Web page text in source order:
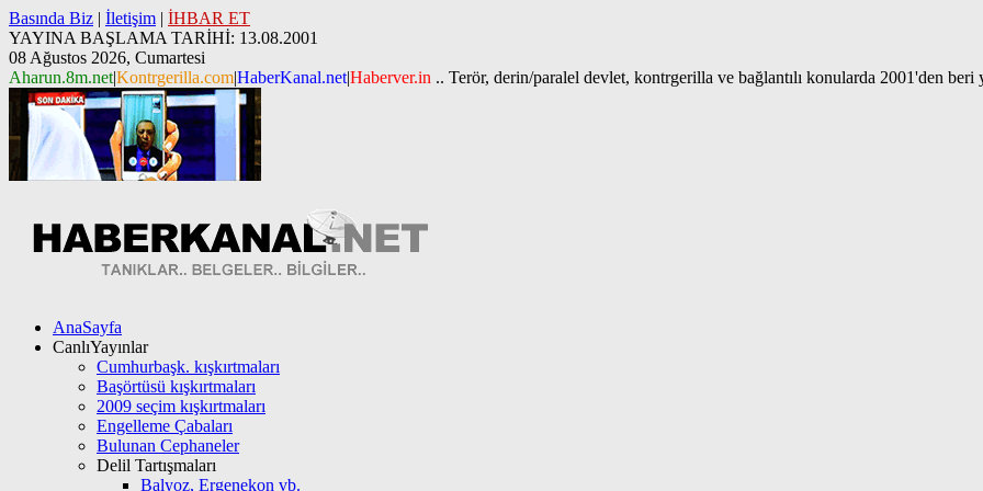
Basında Biz | İletişim | İHBAR ET
YAYINA BAŞLAMA TARİHİ: 13.08.2001
08 Ağustos 2026, Cumartesi
Aharun.8m.net|Kontrgerilla.com|HaberKanal.net|Haberver.in .. Terör, derin/paralel devlet, kontrgerilla ve bağlantılı konularda 2001'den beri
AnaSayfa
CanlıYayınlar
Cumhurbaşk. kışkırtmaları
Başörtüsü kışkırtmaları
2009 seçim kışkırtmaları
Engelleme Çabaları
Bulunan Cephaneler
Delil Tartışmaları
Balyoz, Ergenekon vb.